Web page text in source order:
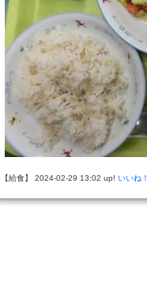
【給食】 2024-02-29 13:02 up! いいね！